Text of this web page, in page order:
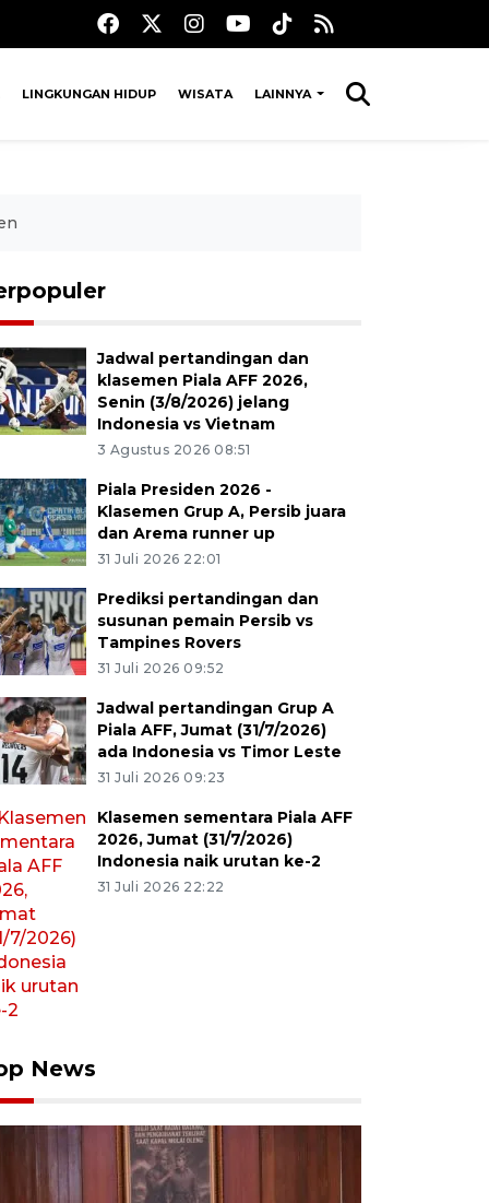
LINGKUNGAN HIDUP WISATA LAINNYA
Jadwal pertandingan dan
klasemen Piala AFF 2026,
Senin (3/8/2026) jelang
Indonesia vs Vietnam
3 Agustus 2026 08:51
Piala Presiden 2026 -
Klasemen Grup A, Persib juara
dan Arema runner up
31 Juli 2026 22:01
Prediksi pertandingan dan
susunan pemain Persib vs
Tampines Rovers
31 Juli 2026 09:52
Jadwal pertandingan Grup A
Piala AFF, Jumat (31/7/2026)
ada Indonesia vs Timor Leste
31 Juli 2026 09:23
Klasemen sementara Piala AFF
2026, Jumat (31/7/2026)
Indonesia naik urutan ke-2
31 Juli 2026 22:22
News